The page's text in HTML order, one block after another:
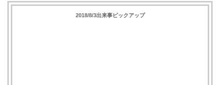
2018/8/3出来事ピックアップ